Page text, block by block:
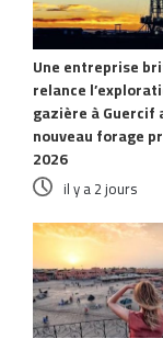
Une entreprise
relance
gazière à Guercif
nouveau forage
2026
il y a 2 jours